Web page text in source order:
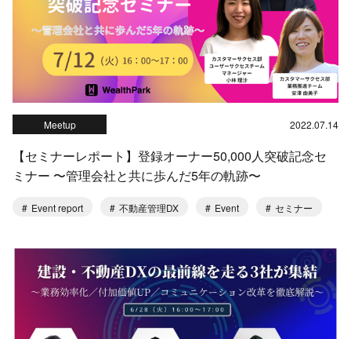
Meetup 2022.07.14
【セミナーレポート】登録オーナー50,000人突破記念セ
ミナー 〜管理会社と共に歩んだ5年の軌跡〜
Event report 不動産管理DX Event セミナー